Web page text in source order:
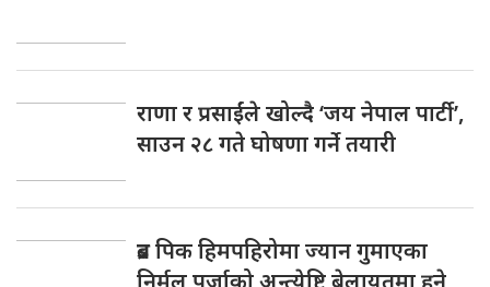
राणा र प्रसाईंले खोल्दै ‘जय नेपाल पार्टी’,
साउन २८ गते घोषणा गर्ने तयारी
ब्रड पिक हिमपहिरोमा ज्यान गुमाएका
निर्मल पुर्जाको अन्त्येष्टि बेलायतमा हुने